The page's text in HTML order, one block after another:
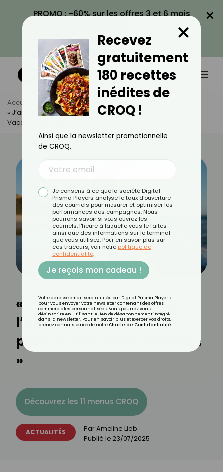
PROMO : -60% sur les offres 3 et 6 mois
VOIR LA PROMO
×
Accueil Actus
Actualités
« J’ai Perdu 8 Kilos Avant L’été… Et Maintenant Je Pars En
Vacances Sereine ! »
« J’ai perdu 8 kilos avant
l’été… et maintenant je
pars en vacances sereine !
»
Découvrez les 11 menus CROQ
ACTUALITÉS ParAmeline Lieb
Publié le 23/07/2025
Recevez
gratuitement
180 recettes
inédites de
CROQ !
×
Ainsi que la newsletter promotionnelle
de CROQ.
Je consens à ce que la société Digital
Prisma Players analyse le taux d'ouverture
des courriels pour mesurer et optimiser les
performances des campagnes. Nous
pourrons savoir si vous ouvrez les
courriels, l'heure à laquelle vous le faites
ainsi que des informations sur le terminal
que vous utilisez. Pour en savoir plus sur
ces traceurs, voir notre politique de
confidentialité.
Je reçois mon cadeau !
Votre adresse email sera utilisée par Digital Prisma Players
pour vous envoyer votre newsletter contenant des offres
commerciales personnalisées. Vous pourrez vous
désinscrire en utilisant le lien de désabonnement intégré
dans la newsletter. Pour en savoir plus et exercer vos droits,
prenez connaissance de notre Charte de Confidentialité.